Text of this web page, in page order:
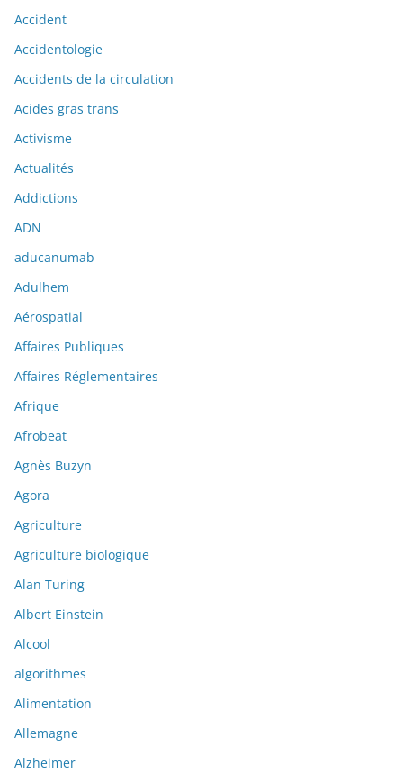
Accident
Accidentologie
Accidents de la circulation
Acides gras trans
Activisme
Actualités
Addictions
ADN
aducanumab
Adulhem
Aérospatial
Affaires Publiques
Affaires Réglementaires
Afrique
Afrobeat
Agnès Buzyn
Agora
Agriculture
Agriculture biologique
Alan Turing
Albert Einstein
Alcool
algorithmes
Alimentation
Allemagne
Alzheimer